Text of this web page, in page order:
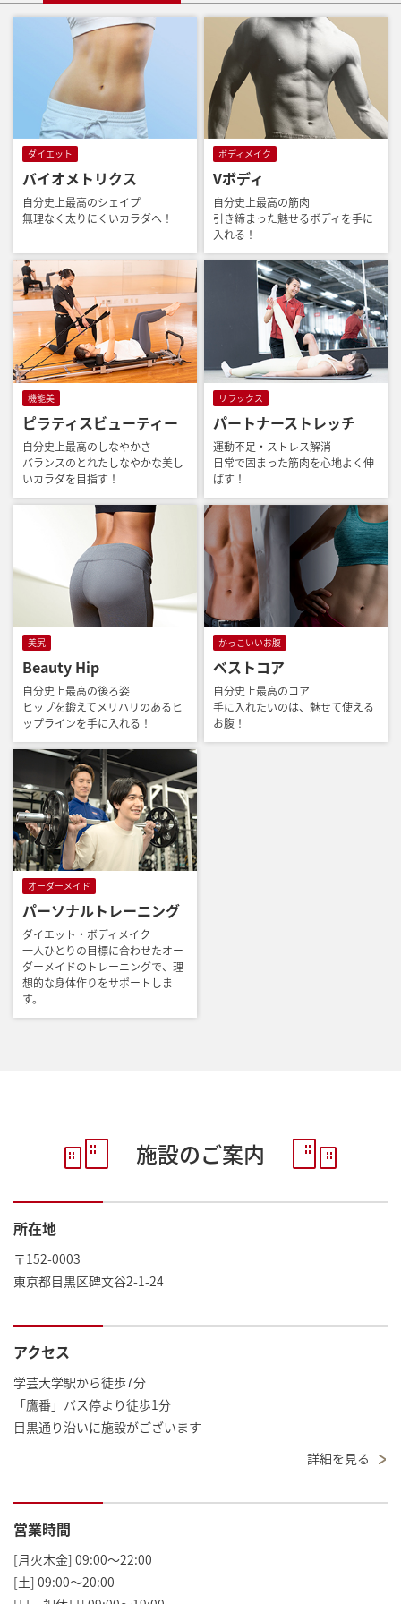
ダイエット
バイオメトリクス
自分史上最高のシェイプ
無理なく太りにくいカラダへ！
ボディメイク
Vボディ
自分史上最高の筋肉
引き締まった魅せるボディを手に
入れる！
機能美
ピラティスビューティー
自分史上最高のしなやかさ
バランスのとれたしなやかな美し
いカラダを目指す！
リラックス
パートナーストレッチ
運動不足・ストレス解消
日常で固まった筋肉を心地よく伸
ばす！
美尻
Beauty Hip
自分史上最高の後ろ姿
ヒップを鍛えてメリハリのあるヒ
ップラインを手に入れる！
かっこいいお腹
ベストコア
自分史上最高のコア
手に入れたいのは、魅せて使える
お腹！
オーダーメイド
パーソナルトレーニング
ダイエット・ボディメイク
一人ひとりの目標に合わせたオー
ダーメイドのトレーニングで、理
想的な身体作りをサポートしま
す。
施設のご案内
所在地
〒152-0003
東京都目黒区碑文谷2-1-24
アクセス
学芸大学駅から徒歩7分
「鷹番」バス停より徒歩1分
目黒通り沿いに施設がございます
詳細を見る
営業時間
[月火木金] 09:00～22:00
[土] 09:00～20:00